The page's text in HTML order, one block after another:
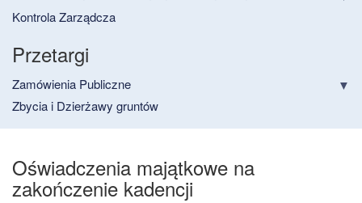
Kontrola Zarządcza
Przetargi
Zamówienia Publiczne
Zbycia i Dzierżawy gruntów
Oświadczenia majątkowe na
zakończenie kadencji